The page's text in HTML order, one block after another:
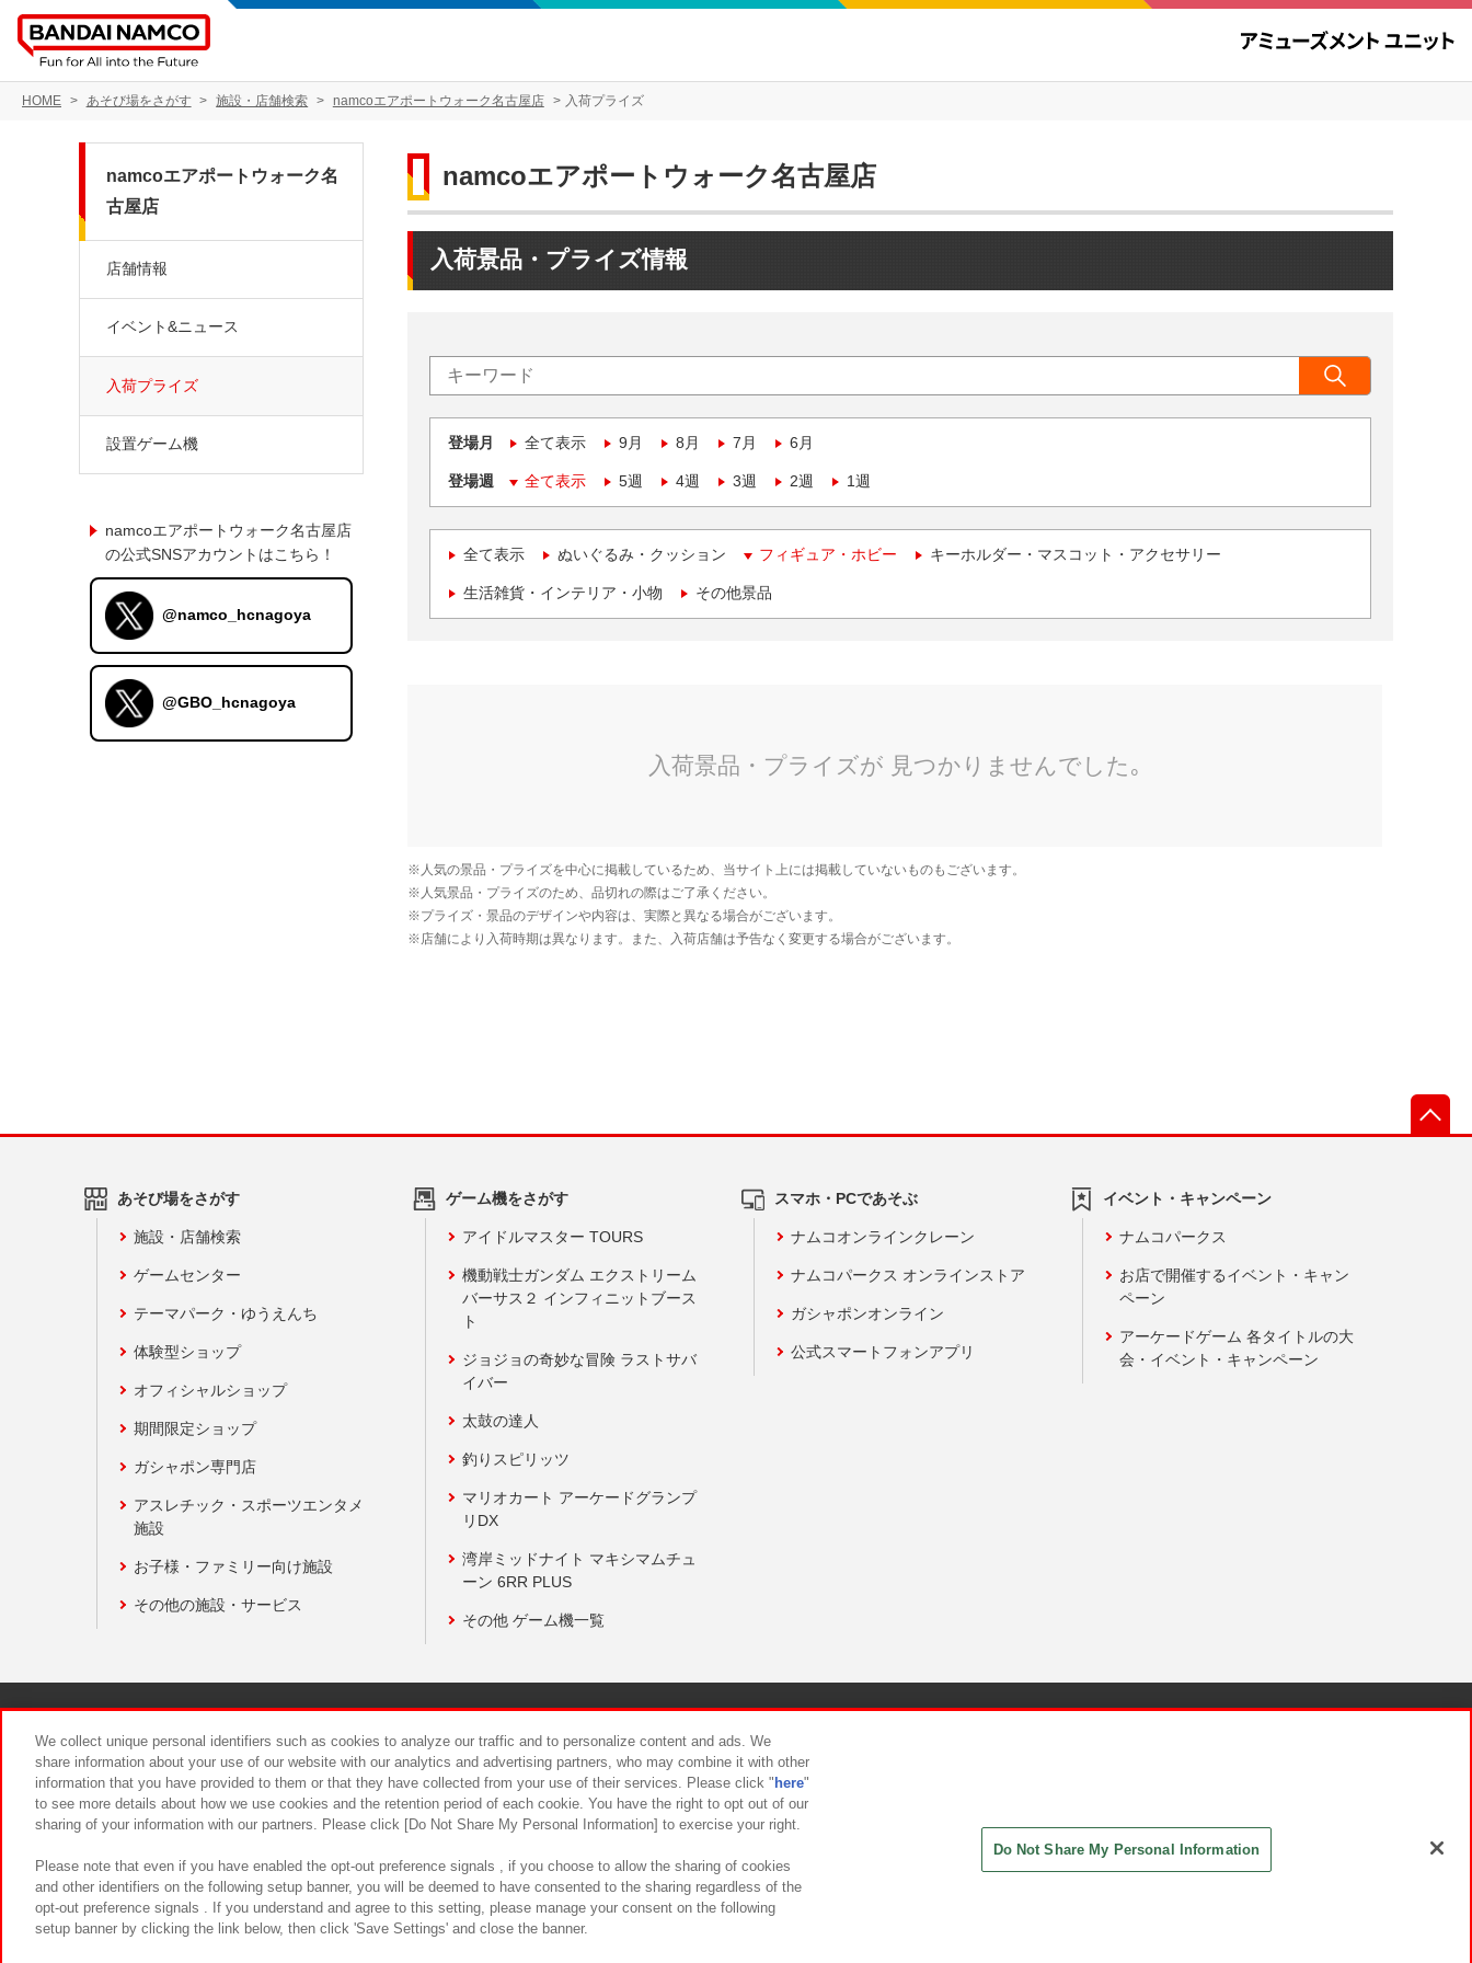
HOME あそび場をさがす 施設・店舗検索 namcoエアポートウォーク名古屋店 入荷プライズ
namcoエアポートウォーク名古屋店
入荷景品・プライズ情報
登場月 全て表示 9月 8月 7月 6月
登場週 全て表示 5週 4週 3週 2週 1週
全て表示 ぬいぐるみ・クッション フィギュア・ホビー キーホルダー・マスコット・アクセサリー
生活雑貨・インテリア・小物 その他景品
namcoエアポートウォーク名
古屋店
店舗情報
イベント&ニュース
入荷プライズ
設置ゲーム機
namcoエアポートウォーク名古屋店
の公式SNSアカウントはこちら！
@namco_hcnagoya
@GBO_hcnagoya
あそび場をさがす
施設・店舗検索
ゲームセンター
テーマパーク・ゆうえんち
体験型ショップ
オフィシャルショップ
期間限定ショップ
ガシャポン専門店
アスレチック・スポーツエンタメ
施設
お子様・ファミリー向け施設
その他の施設・サービス
ゲーム機をさがす
アイドルマスター TOURS
機動戦士ガンダム エクストリーム
バーサス２ インフィニットブース
ト
ジョジョの奇妙な冒険 ラストサバ
イバー
太鼓の達人
釣りスピリッツ
マリオカート アーケードグランプ
リDX
湾岸ミッドナイト マキシマムチュ
ーン 6RR PLUS
その他 ゲーム機一覧
スマホ・PCであそぶ
ナムコオンラインクレーン
ナムコパークス オンラインストア
ガシャポンオンライン
公式スマートフォンアプリ
イベント・キャンペーン
ナムコパークス
お店で開催するイベント・キャン
ペーン
アーケードゲーム 各タイトルの大
会・イベント・キャンペーン
食品のご提供について カスタマーハラスメント対応方針
We collect unique personal identifiers such as cookies to analyze our traffic and to personalize content and ads. We
share information about your use of our website with our analytics and advertising partners, who may combine it with other
information that you have provided to them or that they have collected from your use of their services. Please click " here"
to see more details about how we use cookies and the retention period of each cookie. You have the right to opt out of our
sharing of your information with our partners. Please click [Do Not Share My Personal Information] to exercise your right.
Please note that even if you have enabled the opt-out preference signals , if you choose to allow the sharing of cookies
and other identifiers on the following setup banner, you will be deemed to have consented to the sharing regardless of the
opt-out preference signals . If you understand and agree to this setting, please manage your consent on the following
setup banner by clicking the link below, then click 'Save Settings' and close the banner.
Do Not Share My Personal Information